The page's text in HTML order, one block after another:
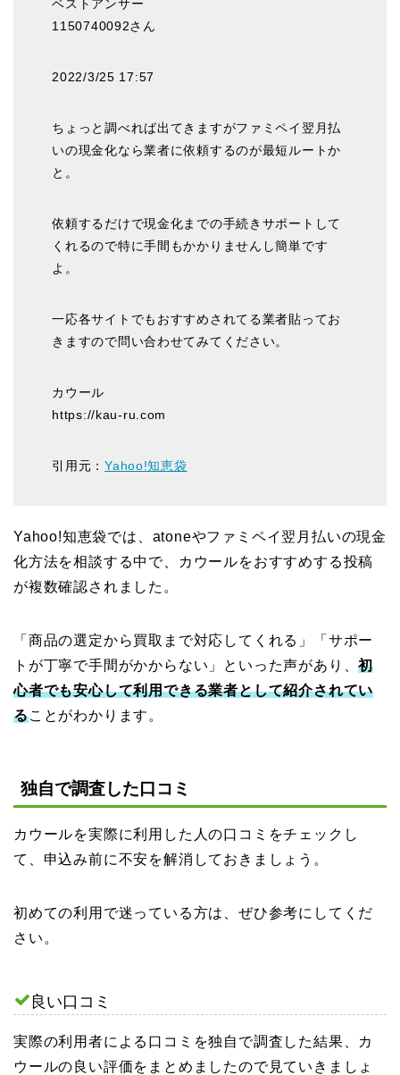
ベストアンサー
1150740092さん
2022/3/25 17:57
ちょっと調べれば出てきますがファミペイ翌月払
いの現金化なら業者に依頼するのが最短ルートか
と。
依頼するだけで現金化までの手続きサポートして
くれるので特に手間もかかりませんし簡単です
よ。
一応各サイトでもおすすめされてる業者貼ってお
きますので問い合わせてみてください。
カウール
https://kau-ru.com
引用元：Yahoo!知恵袋
Yahoo!知恵袋では、atoneやファミペイ翌月払いの現金
化方法を相談する中で、カウールをおすすめする投稿
が複数確認されました。
「商品の選定から買取まで対応してくれる」「サポー
トが丁寧で手間がかからない」といった声があり、初
心者でも安心して利用できる業者として紹介されてい
ることがわかります。
独自で調査した口コミ
カウールを実際に利用した人の口コミをチェックし
て、申込み前に不安を解消しておきましょう。
初めての利用で迷っている方は、ぜひ参考にしてくだ
さい。
良い口コミ
実際の利用者による口コミを独自で調査した結果、カ
ウールの良い評価をまとめましたので見ていきましょ